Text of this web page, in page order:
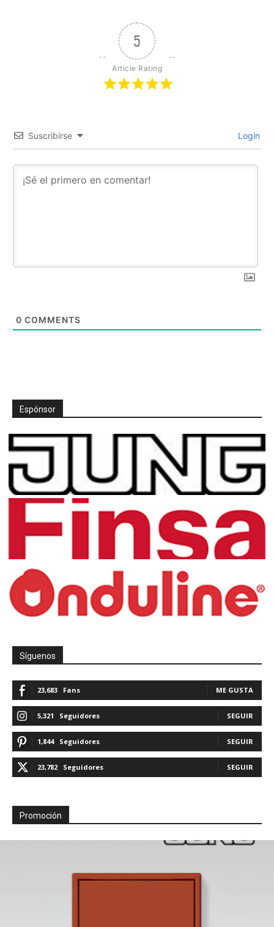
5
Article Rating
Suscribirse Login
0 COMMENTS
Espónsor
Síguenos
23,683 Fans ME GUSTA
5,321 Seguidores SEGUIR
1,844 Seguidores SEGUIR
23,782 Seguidores SEGUIR
Promoción